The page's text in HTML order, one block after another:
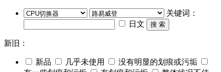
关键词：
日文
搜 索
新旧：
新品 几乎未使用
没有明显的划痕或污垢